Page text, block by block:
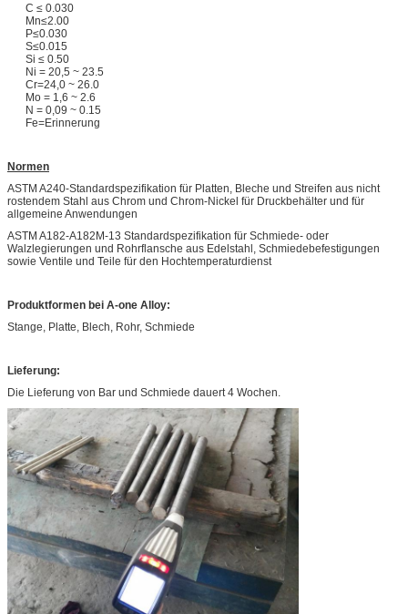
C ≤ 0.030
Mn≤2.00
P≤0.030
S≤0.015
Si ≤ 0.50
Ni = 20,5 ~ 23.5
Cr=24,0 ~ 26.0
Mo = 1,6 ~ 2.6
N = 0,09 ~ 0.15
Fe=Erinnerung
Normen
ASTM A240-Standardspezifikation für Platten, Bleche und Streifen aus nicht
rostendem Stahl aus Chrom und Chrom-Nickel für Druckbehälter und für
allgemeine Anwendungen
ASTM A182-A182M-13 Standardspezifikation für Schmiede- oder
Walzlegierungen und Rohrflansche aus Edelstahl, Schmiedebefestigungen
sowie Ventile und Teile für den Hochtemperaturdienst
Produktformen bei A-one Alloy:
Stange, Platte, Blech, Rohr, Schmiede
Lieferung:
Die Lieferung von Bar und Schmiede dauert 4 Wochen.